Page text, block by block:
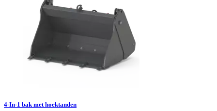
4-In-1 bak met hoektanden